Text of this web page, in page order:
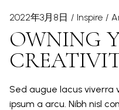
2022年3月8日 Inspire
OWNING
Sed augue lacus viverra
ipsum a arcu. Nibh nisl